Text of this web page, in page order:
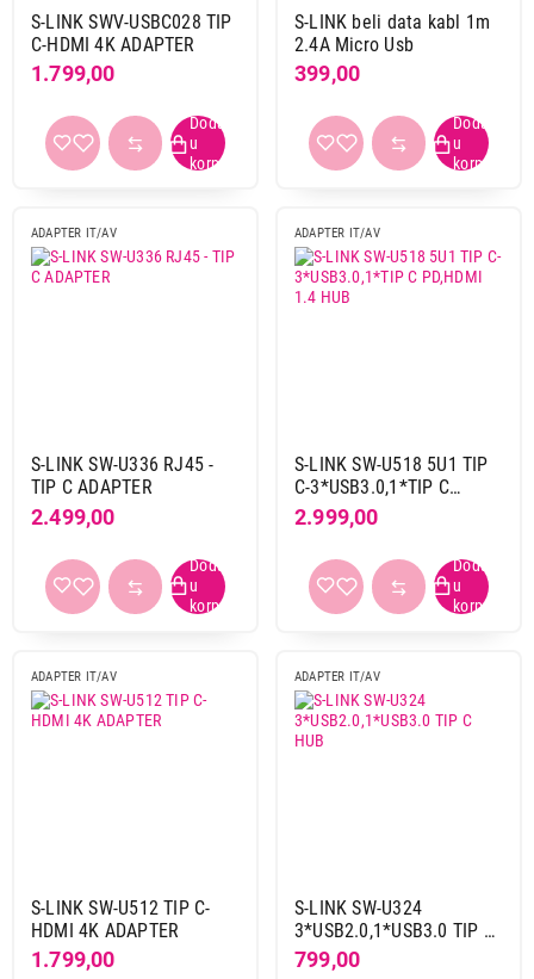
S-LINK SWV-USBC028 TIP
C-HDMI 4K ADAPTER
1.799,00
S-LINK beli data kabl 1m
2.4A Micro Usb
399,00
ADAPTER IT/AV
S-LINK SW-U336 RJ45 -
TIP C ADAPTER
2.499,00
ADAPTER IT/AV
S-LINK SW-U518 5U1 TIP
C-3*USB3.0,1*TIP C
PD,HDMI 1.4 HUB
2.999,00
ADAPTER IT/AV
S-LINK SW-U512 TIP C-
HDMI 4K ADAPTER
1.799,00
ADAPTER IT/AV
S-LINK SW-U324
3*USB2.0,1*USB3.0 TIP C
HUB
799,00